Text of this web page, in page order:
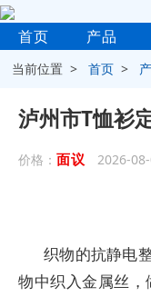
首页 产品
当前位置 >首页 >
泸州市T恤衫
价格： 面议 2026-
织物的抗静电
物中织入金属丝